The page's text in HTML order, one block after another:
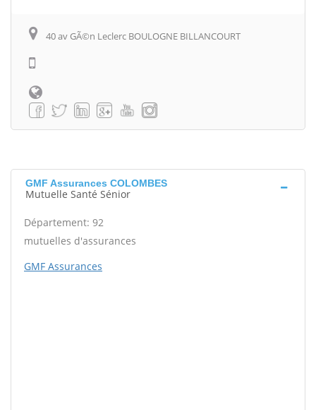
40 av GÃ©n Leclerc BOULOGNE BILLANCOURT
GMF Assurances COLOMBES
Mutuelle Santé Sénior
Département: 92
mutuelles d'assurances
GMF Assurances